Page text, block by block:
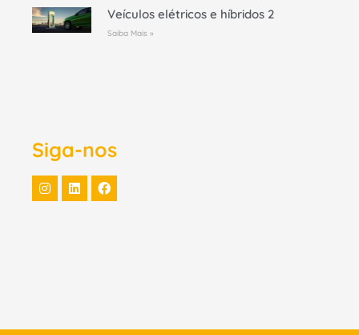
Veículos elétricos e híbridos 2
Saiba Mais »
Siga-nos